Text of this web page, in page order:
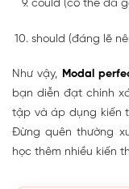
could (có thể đã
should (đáng lẽ
Như vậy, Modal
bạn diễn đạt chính
tập và áp dụng kiến
Đừng quên thường
học thêm nhiều kiến